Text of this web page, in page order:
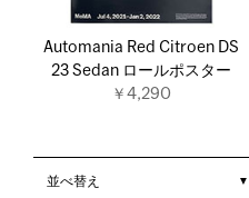
Automania Red Citroen DS
23 Sedan ロールポスター
￥4,290
並べ替え